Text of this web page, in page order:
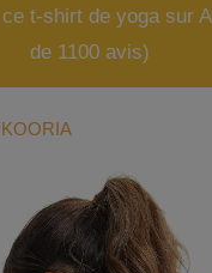
t-shirt de yoga sur
de 1100 avis)